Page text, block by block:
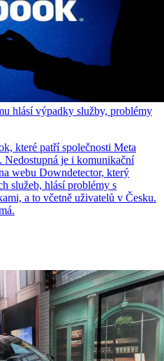
hlásí výpadky služby, problémy
které patří společnosti Meta
Nedostupná je i komunikační
webu Downdetector, který
služeb, hlásí problémy s
a to včetně uživatelů v Česku.